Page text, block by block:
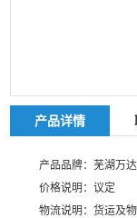
产品详情
产品品牌：芜湖万
价格说明：议定
物流说明：货运及